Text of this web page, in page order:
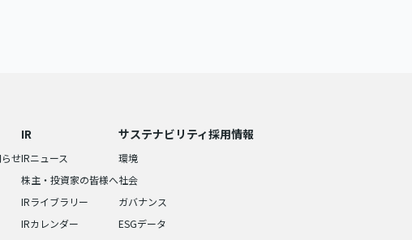
せ
IR
IRニュース
株主・投資家の皆様へ
IRライブラリー
IRカレンダー
サステナビリティ
環境
社会
ガバナンス
ESGデータ
採用情報